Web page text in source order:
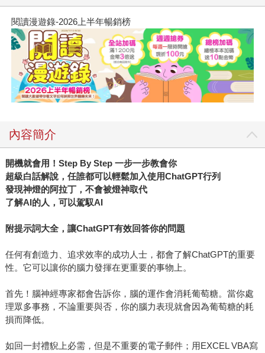
閱讀漫遊錄-2026上半年暢銷榜
內容簡介
開機就會用！Step By Step 一步一步教會你
超級白話解說，任誰都可以輕鬆加入使用ChatGPT行列
發現神燈的阿拉丁，不會被燈神取代
了解AI的人，可以駕馭AI
附提示詞大全，讓ChatGPT有效回答你的問題
任何有創造力、追求效率的成功人士，都會了解ChatGPT的重要
性。它可以讓你的腦力發揮在更重要的事物上。
首先！腦神經專家都會告訴你，腦的運作會消耗葡萄糖。當你處
理眾多事務，不論重要與否，你的腦力表現就會因為葡萄糖的耗
損而降低。
如回一封禮貎上必需，但是不重要的電子郵件；用EXCEL VBA寫